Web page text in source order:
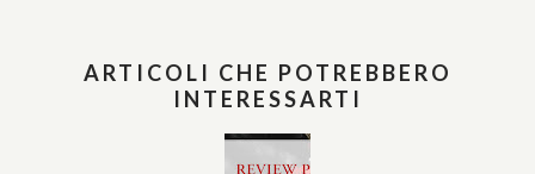
ARTICOLI CHE POTREBBERO
INTERESSARTI